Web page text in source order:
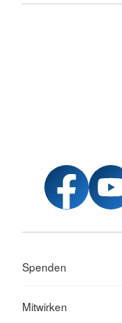
Spenden
Mitwirken